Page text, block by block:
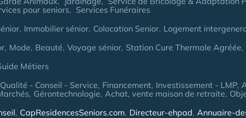
pour seniors
Services Funéraires
Immobilier sénior Colocation Senior Logement
Mode Beauté Voyage sénior Station Cure Thermale Agréée
Métiers
Qualité - Conseil - Service Financement Investissement - LMP
Gérontechnologie Achat, vente maison de retraite
CapResidencesSeniors.com Directeur-ehpad Annuaire-